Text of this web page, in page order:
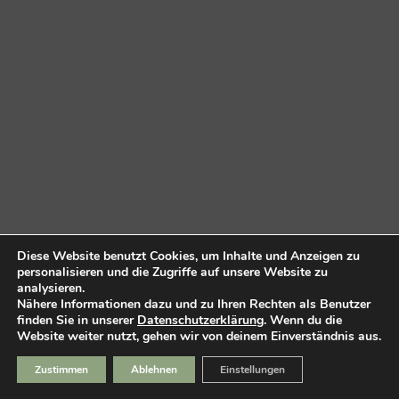
Diese Website benutzt Cookies, um Inhalte und Anzeigen zu
personalisieren und die Zugriffe auf unsere Website zu
analysieren.
Nähere Informationen dazu und zu Ihren Rechten als Benutzer
finden Sie in unserer Datenschutzerklärung. Wenn du die
Website weiter nutzt, gehen wir von deinem Einverständnis aus.
Zustimmen Ablehnen Einstellungen